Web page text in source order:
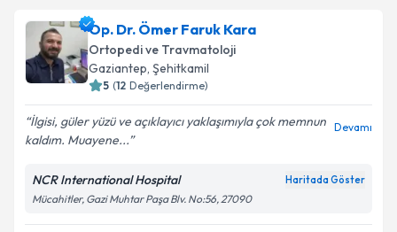
Op. Dr. Ömer Faruk Kara
Ortopedi ve Travmatoloji
Gaziantep, Şehitkamil
5 (12 Değerlendirme)
İlgisi, güler yüzü ve açıklayıcı yaklaşımıyla çok memnun
kaldım. Muayene...
Devamı
NCR International Hospital Haritada Göster
Mücahitler, Gazi Muhtar Paşa Blv. No:56, 27090